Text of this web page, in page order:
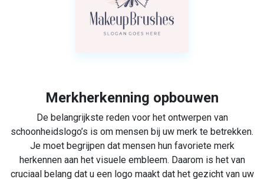
Merkherkenning opbouwen
De belangrijkste reden voor het ontwerpen van
schoonheidslogo’s is om mensen bij uw merk te betrekken.
Je moet begrijpen dat mensen hun favoriete merk
herkennen aan het visuele embleem. Daarom is het van
cruciaal belang dat u een logo maakt dat het gezicht van uw